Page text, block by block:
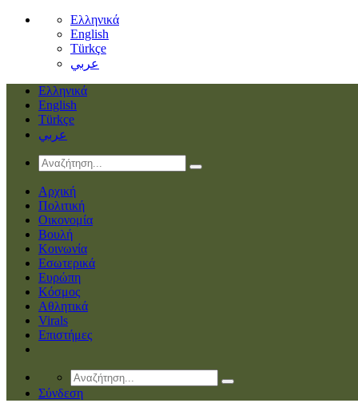
Ελληνικά
English
Türkçe
عربي
Ελληνικά
English
Türkçe
عربي
Αρχική
Πολιτική
Οικονομία
Βουλή
Κοινωνία
Εσωτερικά
Ευρώπη
Κόσμος
Αθλητικά
Virals
Επιστήμες
Σύνδεση